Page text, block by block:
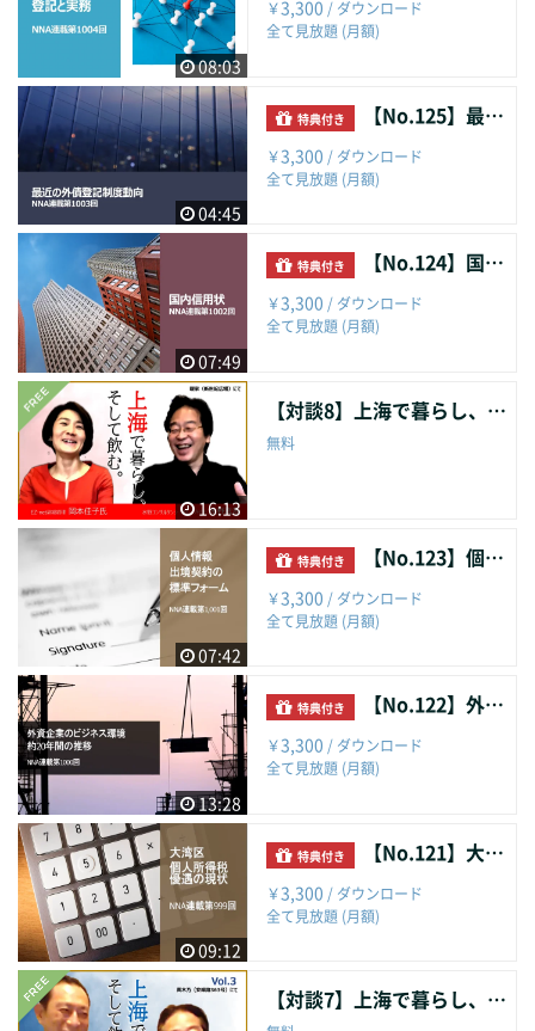
製造した場合、保税扱いは出来なくなるのでしょうか？３．
中国企業の対日投資手続きについての質問 特に4点（①国家
発展局 ②法人設立動向 ③送金④口座開設）に関して興味を持
っています。 【収録】2023年5月
08:03
￥3,300 / ダウンロード
全て見放題 (月額)
04:45
特典付き 【No.125】最近の外債登記制度動向
￥3,300 / ダウンロード
全て見放題 (月額)
07:49
特典付き 【No.124】国内信用状
￥3,300 / ダウンロード
全て見放題 (月額)
16:13
【対談8】上海で暮らし、そして飲む。（４）
無料
07:42
特典付き 【No.123】個人情報出境契約の標準フォーム
￥3,300 / ダウンロード
全て見放題 (月額)
13:28
特典付き 【No.122】外資企業のビジネス環境約20年間の推移
￥3,300 / ダウンロード
全て見放題 (月額)
09:12
特典付き 【No.121】大湾区個人所得税優遇の現状
￥3,300 / ダウンロード
全て見放題 (月額)
【対談7】上海で暮らし、そして飲む。（３）